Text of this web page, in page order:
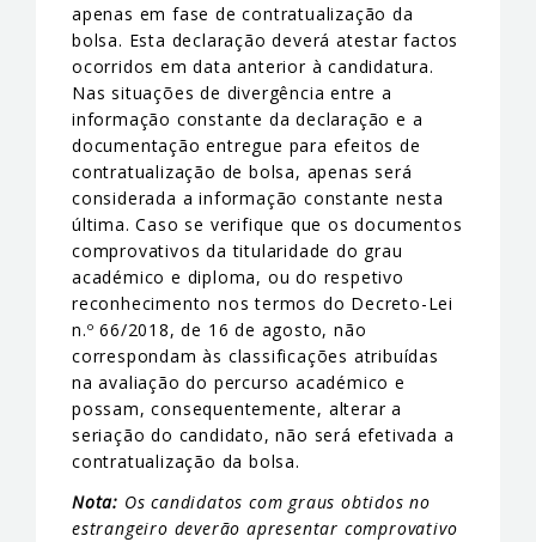
apenas em fase de contratualização da
bolsa. Esta declaração deverá atestar factos
ocorridos em data anterior à candidatura.
Nas situações de divergência entre a
informação constante da declaração e a
documentação entregue para efeitos de
contratualização de bolsa, apenas será
considerada a informação constante nesta
última. Caso se verifique que os documentos
comprovativos da titularidade do grau
académico e diploma, ou do respetivo
reconhecimento nos termos do Decreto-Lei
n.º 66/2018, de 16 de agosto, não
correspondam às classificações atribuídas
na avaliação do percurso académico e
possam, consequentemente, alterar a
seriação do candidato, não será efetivada a
contratualização da bolsa.
Nota: Os candidatos com graus obtidos no
estrangeiro deverão apresentar comprovativo